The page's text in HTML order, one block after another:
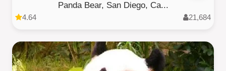
Panda Bear, San Diego, Ca...
4.64 21,684